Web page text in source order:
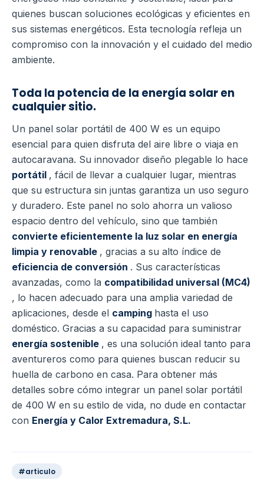
quienes buscan soluciones ecológicas y eficientes en
sus sistemas energéticos. Esta tecnología refleja un
compromiso con la innovación y el cuidado del medio
ambiente.
Toda la potencia de la energía solar en
cualquier sitio.
Un panel solar portátil de 400 W es un equipo
esencial para quien disfruta del aire libre o viaja en
autocaravana. Su innovador diseño plegable lo hace
portátil , fácil de llevar a cualquier lugar, mientras
que su estructura sin juntas garantiza un uso seguro
y duradero. Este panel no solo ahorra un valioso
espacio dentro del vehículo, sino que también
convierte eficientemente la luz solar en energía
limpia y renovable , gracias a su alto índice de
eficiencia de conversión . Sus características
avanzadas, como la compatibilidad universal (MC4)
, lo hacen adecuado para una amplia variedad de
aplicaciones, desde el camping hasta el uso
doméstico. Gracias a su capacidad para suministrar
energía sostenible , es una solución ideal tanto para
aventureros como para quienes buscan reducir su
huella de carbono en casa. Para obtener más
detalles sobre cómo integrar un panel solar portátil
de 400 W en su estilo de vida, no dude en contactar
con Energía y Calor Extremadura, S.L.
#articulo